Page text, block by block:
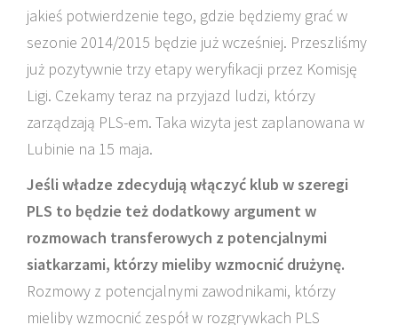
jakieś potwierdzenie tego, gdzie będziemy grać w
sezonie 2014/2015 będzie już wcześniej. Przeszliśmy
już pozytywnie trzy etapy weryfikacji przez Komisję
Ligi. Czekamy teraz na przyjazd ludzi, którzy
zarządzają PLS-em. Taka wizyta jest zaplanowana w
Lubinie na 15 maja.
Jeśli władze zdecydują włączyć klub w szeregi
PLS to będzie też dodatkowy argument w
rozmowach transferowych z potencjalnymi
siatkarzami, którzy mieliby wzmocnić drużynę.
Rozmowy z potencjalnymi zawodnikami, którzy
mieliby wzmocnić zespół w rozgrywkach PLS